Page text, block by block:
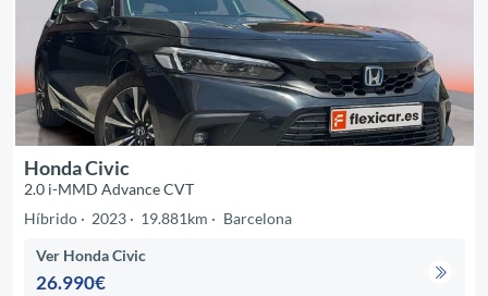
Honda Civic
2.0 i-MMD Advance CVT
Híbrido
2023 19.881km Barcelona
Ver Honda Civic
26.990€